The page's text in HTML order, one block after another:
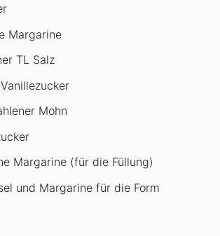
Margarine
TL Salz
Mohn
Margarine (für die Füllung)
und Margarine für die Form